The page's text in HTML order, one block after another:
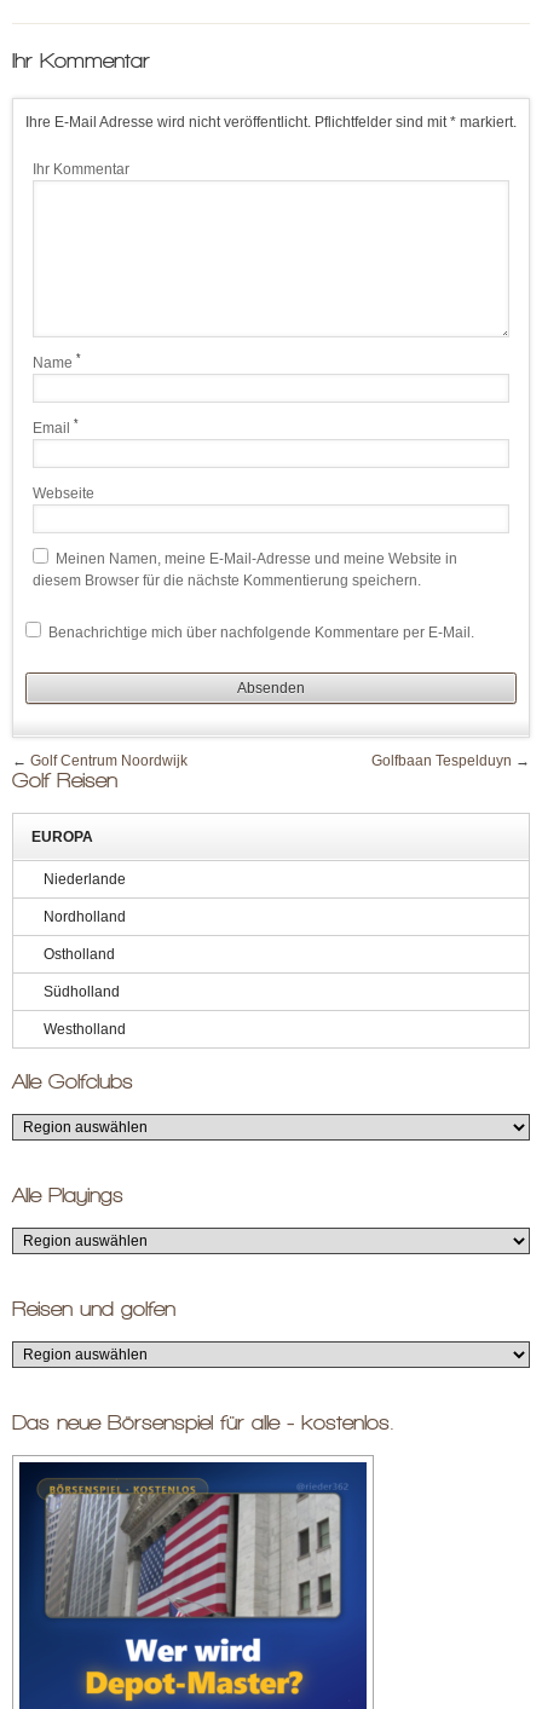
Ihr Kommentar
Ihre E-Mail Adresse wird nicht veröffentlicht. Pflichtfelder sind mit * markiert.
Ihr Kommentar
Name *
Email *
Webseite
Meinen Namen, meine E-Mail-Adresse und meine Website in
diesem Browser für die nächste Kommentierung speichern.
Benachrichtige mich über nachfolgende Kommentare per E-Mail.
← Golf Centrum Noordwijk Golfbaan Tespelduyn →
Golf Reisen
EUROPA
Niederlande
Nordholland
Ostholland
Südholland
Westholland
Alle Golfclubs
Alle Playings
Reisen und golfen
Das neue Börsenspiel für alle - kostenlos.